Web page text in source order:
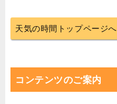
天気の時間トップページへ
コンテンツのご案内